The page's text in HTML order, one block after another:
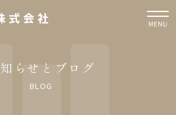
らせとブログ
BLOG